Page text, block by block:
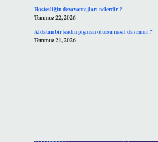
Hostesliğin dezavantajları nelerdir ?
Temmuz 22, 2026
Aldatan bir kadın pişman olursa nasıl davranır ?
Temmuz 21, 2026